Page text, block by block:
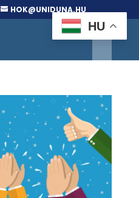
HOK@UNIDUNA.HU
HU